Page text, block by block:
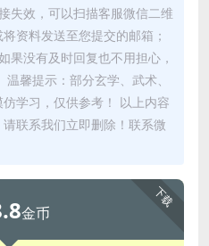
失效，可以扫描客服微信二维
资料发送至您提交的邮箱；
果没有及时回复也不用担心，
馨提示：部分玄学、武术、
学习，仅供参考！ 以上内容
联系我们立即删除！联系微
下载
金币